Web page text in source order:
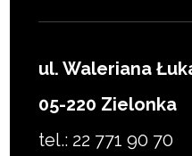
ul. Waleriana
05-220 Zielonka
tel.: 22 771 90 70